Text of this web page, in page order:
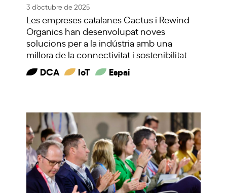
3 d'octubre de 2025
Les empreses catalanes Cactus i Rewind
Organics han desenvolupat noves
solucions per a la indústria amb una
millora de la connectivitat i sostenibilitat
DCA IoT Espai